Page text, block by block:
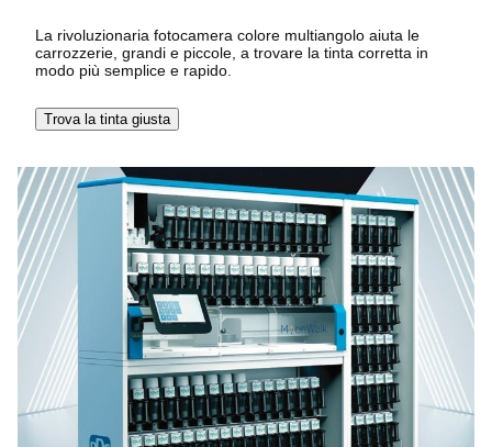
La rivoluzionaria fotocamera colore multiangolo aiuta le
carrozzerie, grandi e piccole, a trovare la tinta corretta in
modo più semplice e rapido.
Trova la tinta giusta